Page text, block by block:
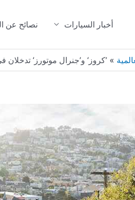
أخبار السيارات نصائح عن
’كروز‘ و’جنرال موتورز‘